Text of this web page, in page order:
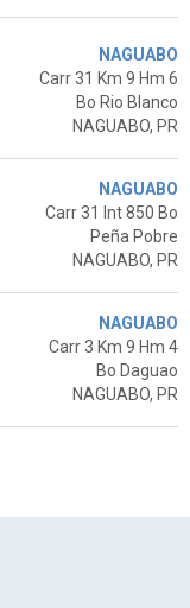
NAGUABO
Carr 31 Km 9 Hm 6
Bo Rio Blanco
NAGUABO, PR
NAGUABO
Carr 31 Int 850 Bo
Peña Pobre
NAGUABO, PR
NAGUABO
Carr 3 Km 9 Hm 4
Bo Daguao
NAGUABO, PR